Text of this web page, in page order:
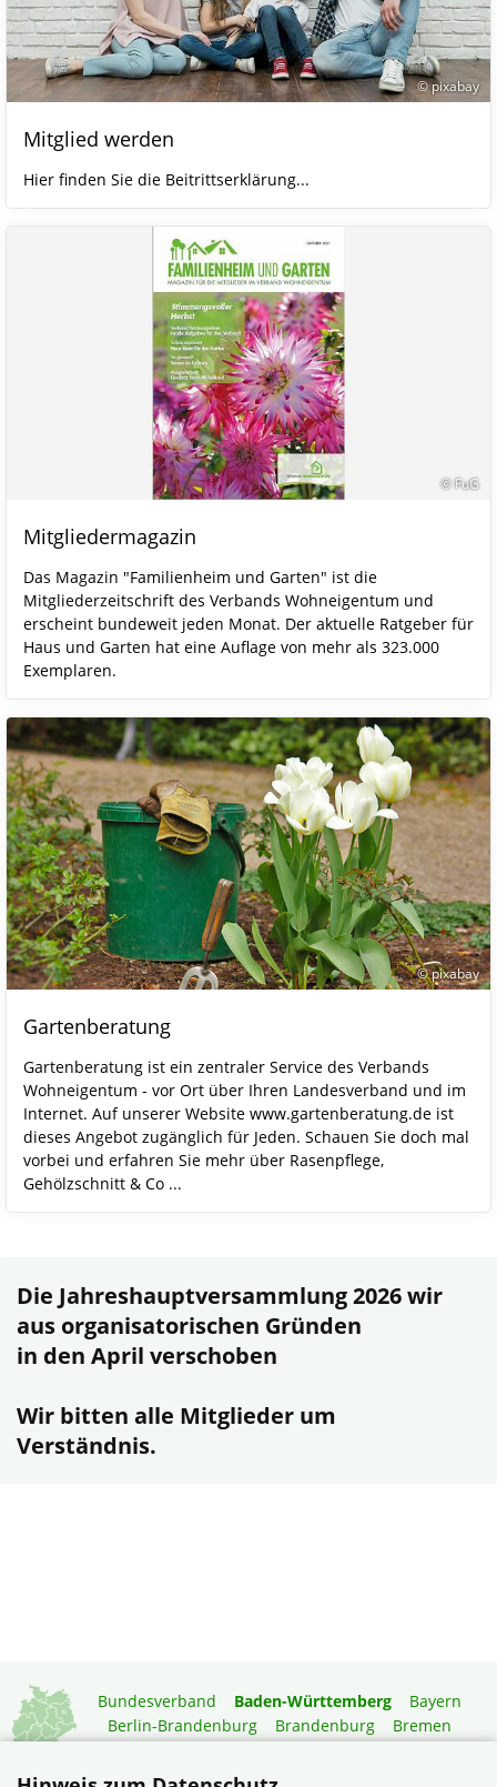
© pixabay
Mitglied werden
Hier finden Sie die Beitrittserklärung...
© FuG
Mitgliedermagazin
Das Magazin "Familienheim und Garten" ist die
Mitgliederzeitschrift des Verbands Wohneigentum und
erscheint bundeweit jeden Monat. Der aktuelle Ratgeber für
Haus und Garten hat eine Auflage von mehr als 323.000
Exemplaren.
© pixabay
Gartenberatung
Gartenberatung ist ein zentraler Service des Verbands
Wohneigentum - vor Ort über Ihren Landesverband und im
Internet. Auf unserer Website www.gartenberatung.de ist
dieses Angebot zugänglich für Jeden. Schauen Sie doch mal
vorbei und erfahren Sie mehr über Rasenpflege,
Gehölzschnitt & Co ...
Die Jahreshauptversammlung 2026 wir
aus organisatorischen Gründen
in den April verschoben
Wir bitten alle Mitglieder um
Verständnis.
Bundesverband Baden-Württemberg
Bayern
Berlin-Brandenburg
Brandenburg
Bremen
Niedersachsen